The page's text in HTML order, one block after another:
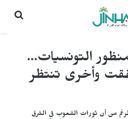
التونسيات...
وأخرى تنتظر
من أن ثورات الشعوب في الشرق